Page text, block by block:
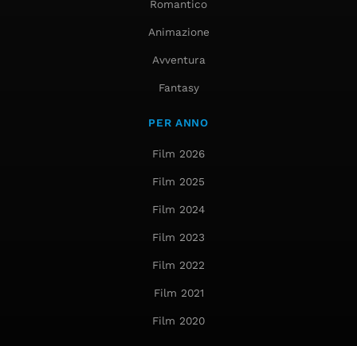
Romantico
Animazione
Avventura
Fantasy
PER ANNO
Film 2026
Film 2025
Film 2024
Film 2023
Film 2022
Film 2021
Film 2020